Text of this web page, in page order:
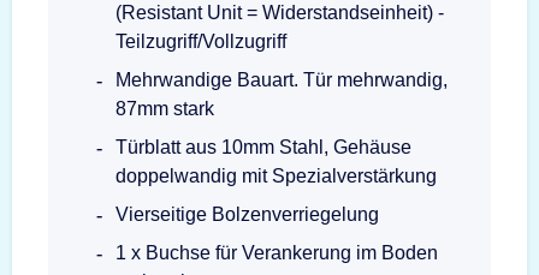
(Resistant Unit = Widerstandseinheit) -
Teilzugriff/Vollzugriff
Mehrwandige Bauart. Tür mehrwandig,
87mm stark
Türblatt aus 10mm Stahl, Gehäuse
doppelwandig mit Spezialverstärkung
Vierseitige Bolzenverriegelung
1 x Buchse für Verankerung im Boden